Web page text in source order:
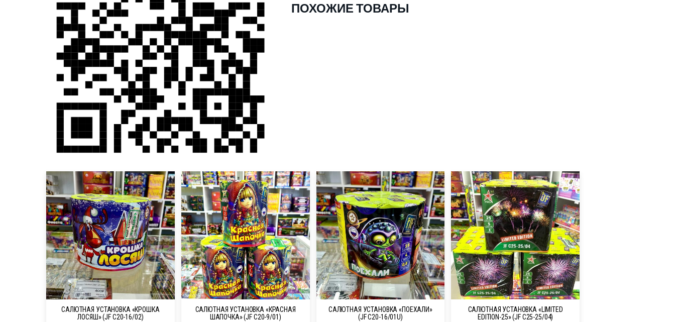
ПОХОЖИЕ ТОВАРЫ
САЛЮТНАЯ УСТАНОВКА «КРОШКА
ЛОСЯШ» (JF C20-16/02)
САЛЮТНАЯ УСТАНОВКА «КРАСНАЯ
ШАПОЧКА» (JF C20-9/01)
САЛЮТНАЯ УСТАНОВКА «ПОЕХАЛИ»
(JF C20-16/01U)
САЛЮТНАЯ УСТАНОВКА «LIMITED
EDITION-25» (JF C25-25/04)